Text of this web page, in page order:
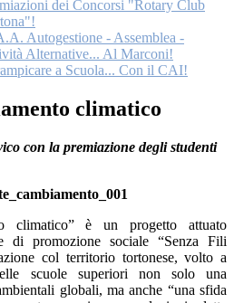
dei Concorsi "Rotary Club
Autogestione - Assemblea -
Alternative... Al Marconi!
a Scuola... Con il CAI!
climatico
con la premiazione degli studenti
climatico” è un progetto attuato
di promozione sociale “Senza Fili
col territorio tortonese, volto a
scuole superiori non solo una
globali, ma anche “una sfida